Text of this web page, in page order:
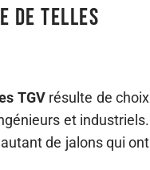
de telles
TGVrésulte de choix
et industriels.
de jalons qui ont